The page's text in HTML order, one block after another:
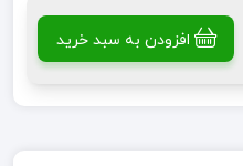
افزودن به سبد خرید